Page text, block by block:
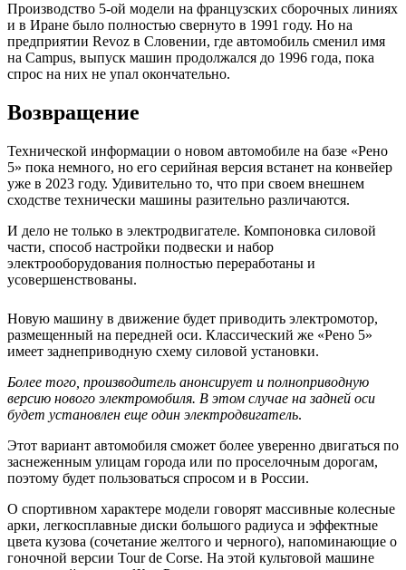
Производство 5-ой модели на французских сборочных линиях
и в Иране было полностью свернуто в 1991 году. Но на
предприятии Revoz в Словении, где автомобиль сменил имя
на Campus, выпуск машин продолжался до 1996 года, пока
спрос на них не упал окончательно.
Возвращение
Технической информации о новом автомобиле на базе «Рено
5» пока немного, но его серийная версия встанет на конвейер
уже в 2023 году. Удивительно то, что при своем внешнем
сходстве технически машины разительно различаются.
И дело не только в электродвигателе. Компоновка силовой
части, способ настройки подвески и набор
электрооборудования полностью переработаны и
усовершенствованы.
Новую машину в движение будет приводить электромотор,
размещенный на передней оси. Классический же «Рено 5»
имеет заднеприводную схему силовой установки.
Более того, производитель анонсирует и полноприводную
версию нового электромобиля. В этом случае на задней оси
будет установлен еще один электродвигатель.
Этот вариант автомобиля сможет более уверенно двигаться по
заснеженным улицам города или по проселочным дорогам,
поэтому будет пользоваться спросом и в России.
О спортивном характере модели говорят массивные колесные
арки, легкосплавные диски большого радиуса и эффектные
цвета кузова (сочетание желтого и черного), напоминающие о
гоночной версии Tour de Corse. На этой культовой машине